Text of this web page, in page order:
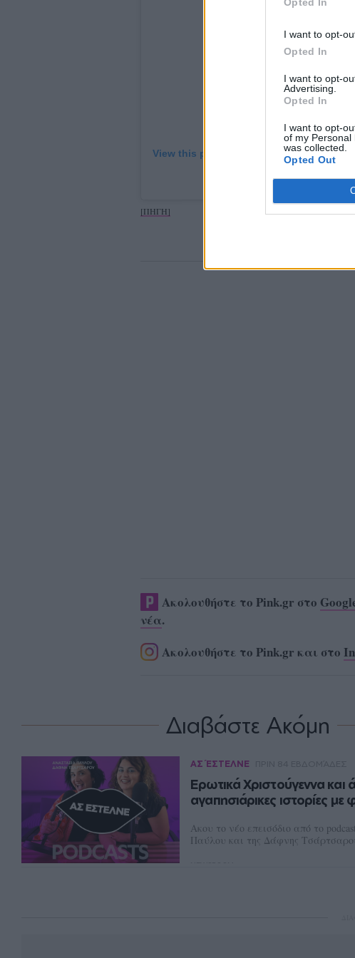
I want to opt-
Opted In
I want to opt-
Advertising.
Opted In
I want to opt-
of my Personal
was collected.
Opted Out
View this post on Instagram
A post shared by
[ΠΗΓΗ]
Ακολουθήστε το Pink.gr στο
νέα.
Ακολουθήστε το Pink.gr και στο
Διαβάστε Ακόμη
ΑΣ ΈΣΤΕΛΝΕ
Ερωτικά Χριστούγεννα και
αγαπησιάρικες ιστορίες με
Ακου το νέο επεισόδιο από το
Παύλου και της Δάφνης